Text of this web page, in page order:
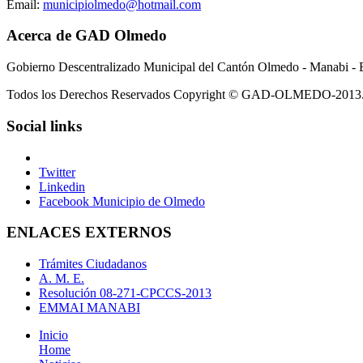
Email: municipiolmedo@hotmail.com
Acerca de GAD Olmedo
Gobierno Descentralizado Municipal del Cantón Olmedo - Manabi -
Todos los Derechos Reservados Copyright © GAD-OLMEDO-2013.
Social links
Twitter
Linkedin
Facebook Municipio de Olmedo
ENLACES EXTERNOS
Trámites Ciudadanos
A. M. E.
Resolución 08-271-CPCCS-2013
EMMAI MANABI
Inicio
Home